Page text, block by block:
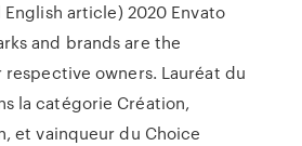
article) 2020 Envato
and brands are the
owners. Lauréat du
la catégorie Création,
et vainqueur du Choice